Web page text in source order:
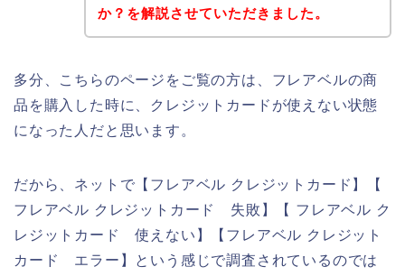
か？を解説させていただきました。
多分、こちらのページをご覧の方は、フレアベルの商
品を購入した時に、クレジットカードが使えない状態
になった人だと思います。
だから、ネットで【フレアベル クレジットカード】【
フレアベル クレジットカード 失敗】【 フレアベル ク
レジットカード 使えない】【フレアベル クレジット
カード エラー】という感じで調査されているのでは